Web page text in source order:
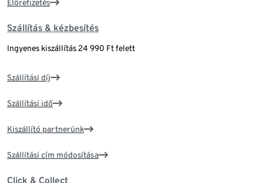
Előrefizetés
Szállítás & kézbesítés
Ingyenes kiszállítás 24 990 Ft felett
Szállítási díj
Szállítási idő
Kiszállító partnerünk
Szállítási cím módosítása
Click & Collect